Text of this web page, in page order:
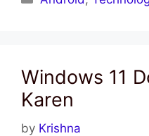
Windows 11
Karen
by Krishna